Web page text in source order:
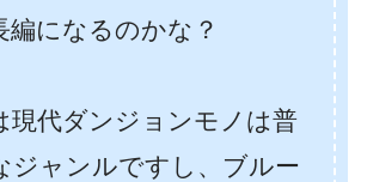
編になるのかな？
現代ダンジョンモノは普
ジャンルですし、ブルー